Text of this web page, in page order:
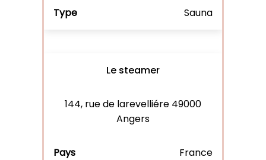
Sauna
Le steamer
144, rue de larevelliére 49000
Angers
France